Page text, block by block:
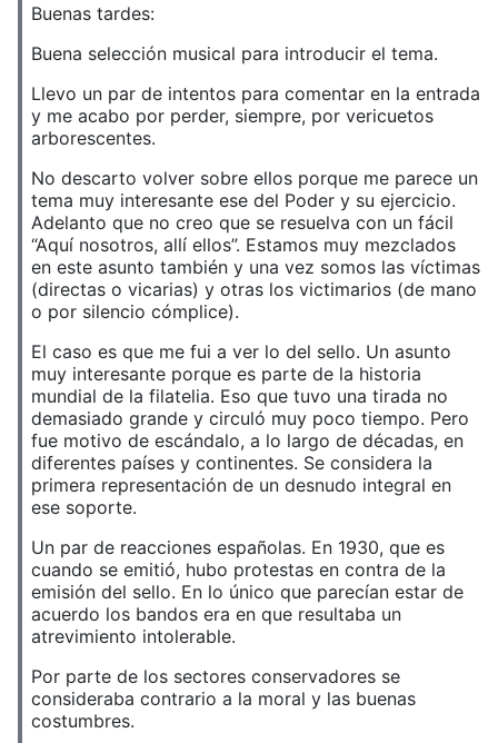
Buenas tardes:
Buena selección musical para introducir el tema.
Llevo un par de intentos para comentar en la entrada
y me acabo por perder, siempre, por vericuetos
arborescentes.
No descarto volver sobre ellos porque me parece un
tema muy interesante ese del Poder y su ejercicio.
Adelanto que no creo que se resuelva con un fácil
“Aquí nosotros, allí ellos”. Estamos muy mezclados
en este asunto también y una vez somos las víctimas
(directas o vicarias) y otras los victimarios (de mano
o por silencio cómplice).
El caso es que me fui a ver lo del sello. Un asunto
muy interesante porque es parte de la historia
mundial de la filatelia. Eso que tuvo una tirada no
demasiado grande y circuló muy poco tiempo. Pero
fue motivo de escándalo, a lo largo de décadas, en
diferentes países y continentes. Se considera la
primera representación de un desnudo integral en
ese soporte.
Un par de reacciones españolas. En 1930, que es
cuando se emitió, hubo protestas en contra de la
emisión del sello. En lo único que parecían estar de
acuerdo los bandos era en que resultaba un
atrevimiento intolerable.
Por parte de los sectores conservadores se
consideraba contrario a la moral y las buenas
costumbres.